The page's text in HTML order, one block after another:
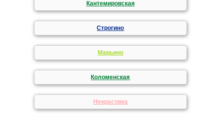
Кантемировская
Строгино
Марьино
Коломенская
Некрасовка